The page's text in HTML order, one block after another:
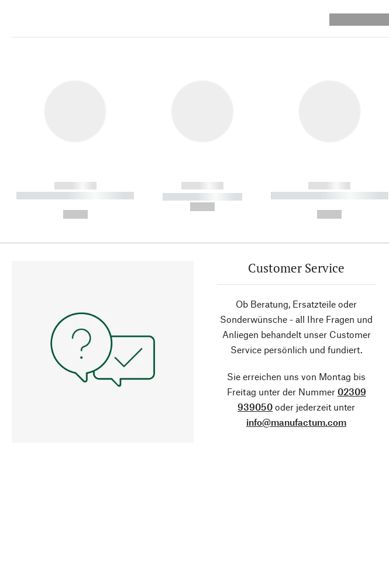
------------
----------- ----------- ----------
------------
----------- -----------
------------
----------- ----------- ----------
Customer Service
Ob Beratung, Ersatzteile oder
Sonderwünsche - all Ihre Fragen und
Anliegen behandelt unser Customer
Service persönlich und fundiert.
Sie erreichen uns von Montag bis
Freitag unter der Nummer 02309
939050 oder jederzeit unter
info@manufactum.com